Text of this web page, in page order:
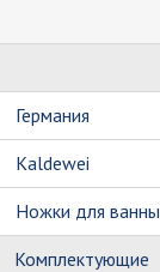
Германия
Kaldewei
Ножки для ванны
Комплектующие